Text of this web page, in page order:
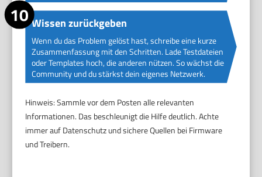
Wissen zurückgeben
Wenn du das Problem gelöst hast, schreibe eine kurze
Zusammenfassung mit den Schritten. Lade Testdateien
oder Templates hoch, die anderen nützen. So wächst die
Community und du stärkst dein eigenes Netzwerk.
Hinweis: Sammle vor dem Posten alle relevanten
Informationen. Das beschleunigt die Hilfe deutlich. Achte
immer auf Datenschutz und sichere Quellen bei Firmware
und Treibern.